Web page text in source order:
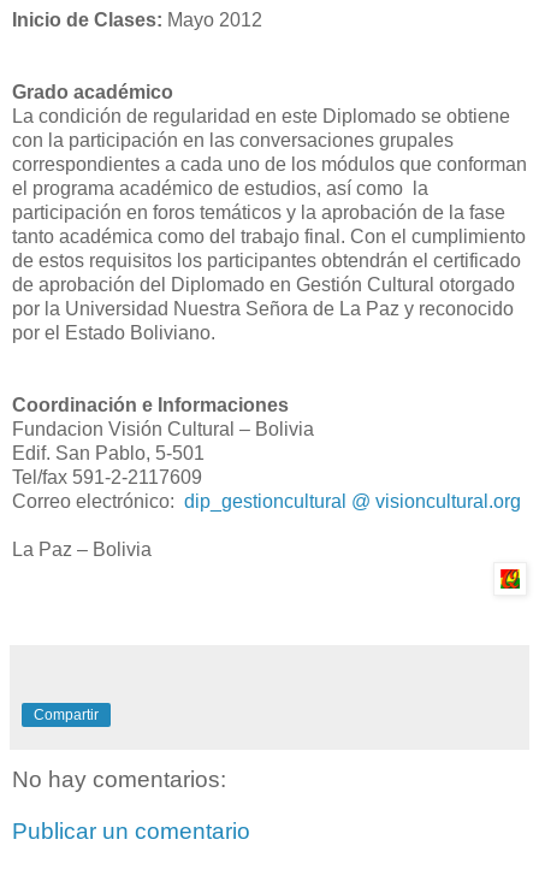
Inicio de Clases: Mayo 2012
Grado académico
La condición de regularidad en este Diplomado se obtiene
con la participación en las conversaciones grupales
correspondientes a cada uno de los módulos que conforman
el programa académico de estudios, así como la
participación en foros temáticos y la aprobación de la fase
tanto académica como del trabajo final. Con el cumplimiento
de estos requisitos los participantes obtendrán el certificado
de aprobación del Diplomado en Gestión Cultural otorgado
por la Universidad Nuestra Señora de La Paz y reconocido
por el Estado Boliviano.
Coordinación e Informaciones
Fundacion Visión Cultural – Bolivia
Edif. San Pablo, 5-501
Tel/fax 591-2-2117609
Correo electrónico: dip_gestioncultural @ visioncultural.org
La Paz – Bolivia
Compartir
No hay comentarios:
Publicar un comentario